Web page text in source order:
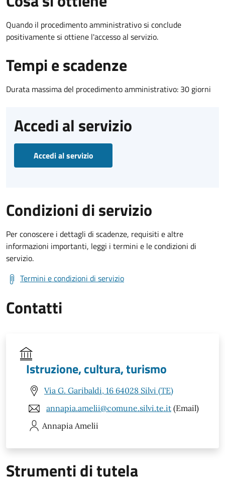
Quando il procedimento amministrativo si conclude
positivamente si ottiene l'accesso al servizio.
Tempi e scadenze
Durata massima del procedimento amministrativo: 30 giorni
Accedi al servizio
Accedi al servizio
Condizioni di servizio
Per conoscere i dettagli di scadenze, requisiti e altre
informazioni importanti, leggi i termini e le condizioni di
servizio.
Termini e condizioni di servizio
Contatti
Istruzione, cultura, turismo
Via G. Garibaldi, 16 64028 Silvi (TE)
annapia.amelii@comune.silvi.te.it (Email)
Annapia Amelii
Strumenti di tutela